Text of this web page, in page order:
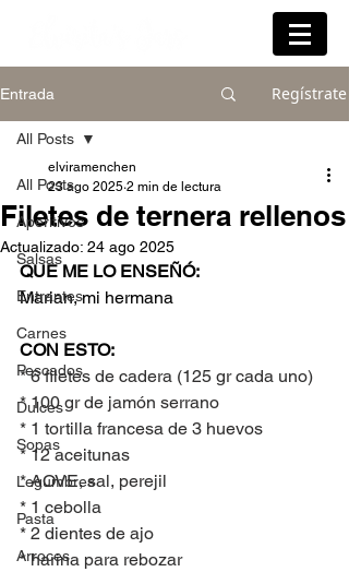
Entrada Regístrate
All Posts
Aperitivos
Salsas
Entrantes
Carnes
Pescados
Dulces
Sopas
Legumbres
Pasta
Arroces
All Posts
Filetes de ternera rellenos
elviramenchen
23 ago 2025 2 min de lectura
Actualizado: 24 ago 2025
QUE ME LO ENSEÑÓ:
Marian, mi hermana
CON ESTO:
* 6 filetes de cadera (125 gr cada uno)
* 100 gr de jamón serrano
* 1 tortilla francesa de 3 huevos
* 12 aceitunas
* AOVE, sal, perejil
* 1 cebolla
* 2 dientes de ajo
* harina para rebozar